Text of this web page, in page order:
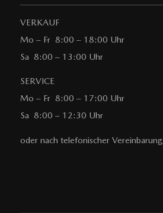
VERKAUF
Mo – Fr 8:00 – 18:00 Uhr
Sa 8:00 – 13:00 Uhr
SERVICE
Mo – Fr 8:00 – 17:00 Uhr
Sa 8:00 – 12:30 Uhr
oder nach telefonischer Vereinbarung